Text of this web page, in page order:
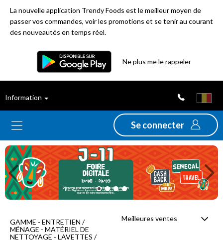
La nouvelle application Trendy Foods est le meilleur moyen de
passer vos commandes, voir les promotions et se tenir au courant
des nouveautés en temps réel.
Ne plus me le rappeler
Information
Se connecter
ventes
Nouveautés
Promotions
Déstockage
Menu
principal
Previous
GAMME - ENTRETIEN /
MÉNAGE - MATÉRIEL DE
NETTOYAGE - LAVETTES /
Meilleures ventes